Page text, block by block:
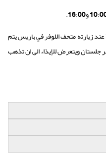
زيارته متحف اللوفر في باريس يتم
ويتعرض للإيذاء الى ان تذهب